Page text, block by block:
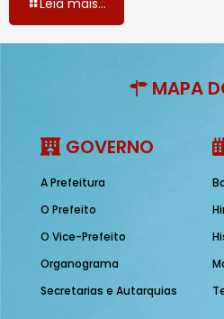
MAPA
GOVERNO
A Prefeitura
O Prefeito
O Vice-Prefeito
Organograma
Secretarias e Autarquias